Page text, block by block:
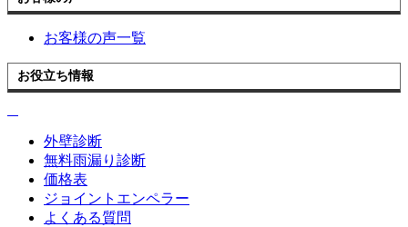
お客様の声一覧
お役立ち情報
外壁診断
無料雨漏り診断
価格表
ジョイントエンペラー
よくある質問